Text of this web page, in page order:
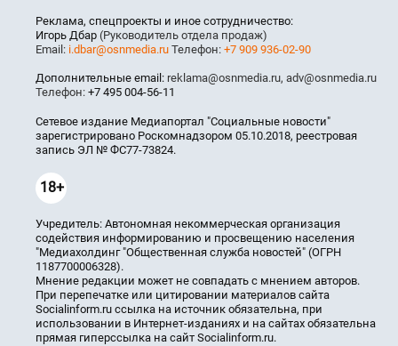
Реклама, спецпроекты и иное сотрудничество:
Игорь Дбар (Руководитель отдела продаж)
Email: i.dbar@osnmedia.ru Телефон: +7 909 936-02-90
Дополнительные email: reklama@osnmedia.ru, adv@osnmedia.ru
Телефон: +7 495 004-56-11
Сетевое издание Медиапортал "Социальные новости"
зарегистрировано Роскомнадзором 05.10.2018, реестровая
запись ЭЛ № ФС77-73824.
18+
Учредитель: Автономная некоммерческая организация
содействия информированию и просвещению населения
"Медиахолдинг "Общественная служба новостей" (ОГРН
1187700006328).
Мнение редакции может не совпадать с мнением авторов.
При перепечатке или цитировании материалов сайта
Socialinform.ru ссылка на источник обязательна, при
использовании в Интернет-изданиях и на сайтах обязательна
прямая гиперссылка на сайт Socialinform.ru.